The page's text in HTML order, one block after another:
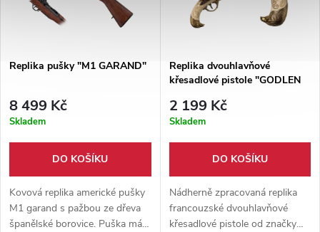
Replika pušky "M1 GARAND"
8 499 Kč
Skladem
DO KOŠÍKU
Kovová replika americké pušky
M1 garand s pažbou ze dřeva
španělské borovice. Puška má
Replika dvouhlavňové
křesadlové pistole "GODLEN
2 199 Kč
Skladem
DO KOŠÍKU
Nádherně zpracovaná replika
francouzské dvouhlavňové
křesadlové pistole od značky